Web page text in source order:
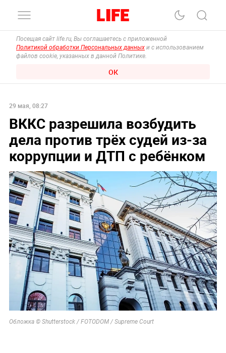
Посещая сайт life.ru, Вы соглашаетесь с приложенной
Политикой обработки Персональных данных и с использованием
файлов cookie, указанных в данной Политике.
ОК
29 мая, 08:27
ВККС разрешила возбудить
дела против трёх судей из-за
коррупции и ДТП с ребёнком
Обложка © Shutterstock / FOTODOM / Supreme Court